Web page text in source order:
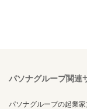
パソナグループ関連
パソナグループの起業家